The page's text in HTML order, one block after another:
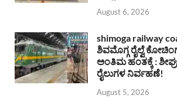
August 6, 2026
shimoga railway
ಶಿವಮೊಗ್ಗ ರೈಲ್ವೆ
ಅಂತಿಮ ಹಂತಕ್ಕೆ :
ರೈಲುಗಳ ನಿರ್ವಹಣೆ!
August 5, 2026